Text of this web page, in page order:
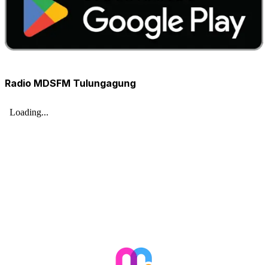
Radio MDSFM Tulungagung